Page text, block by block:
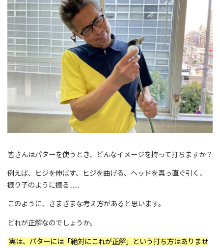
皆さんはパターを使うとき、どんなイメージを持って打ちますか？
例えば、ヒジを伸ばす、ヒジを曲げる、ヘッドを真っ直ぐ引く、
振り子のように振る……
このように、さまざまな考え方があると思います。
どれが正解なのでしょうか。
実は、パターには「絶対にこれが正解」という打ち方はありませ